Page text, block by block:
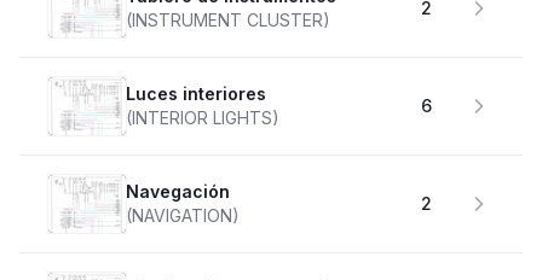
(INSTRUMENT CLUSTER)
2
Luces interiores
(INTERIOR LIGHTS)
6
Navegación
(NAVIGATION)
2